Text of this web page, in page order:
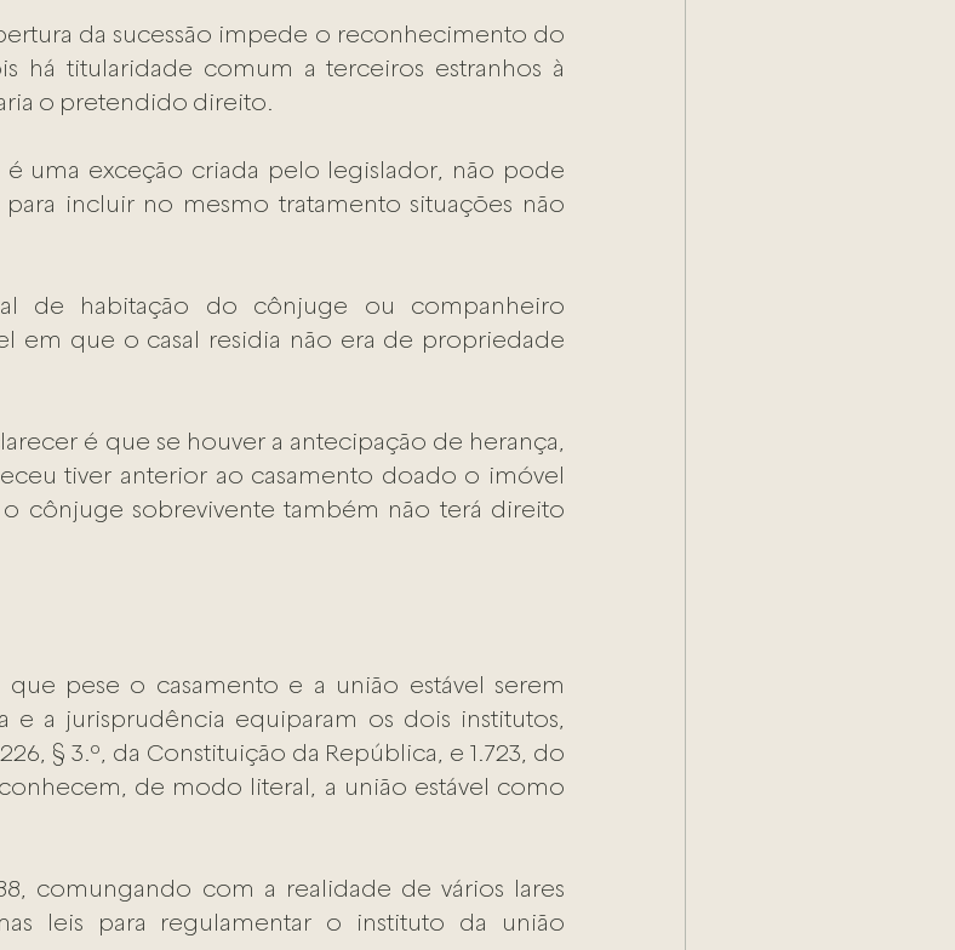
da suce​ssão impede o reconhecimento do
há titularidade comum a terceiros estranhos à
o pretendido direito.
uma exceção criada pelo legislador, não pode
para incluir no mesmo tratamento situações não
de habitação do cônjuge ou companheiro
em que o casal residia não era de propriedade
é que se houver a antecipação de herança,
tiver anterior ao casamento doado o imóvel
cônjuge sobrevivente também não terá direito
pese o casamento e a união estável serem
e a jurisprudência equiparam os dois institutos,
§ 3.º, da Constituição da República, e 1.723, do
de modo literal, a união estável como
comungando com a realidade de vários lares
leis para regulamentar o instituto da união